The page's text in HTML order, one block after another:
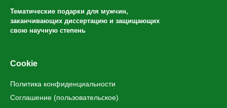
Тематические подарки для мужчин,
заканчивающих диссертацию и защищающих
свою научную степень
Cookie
Политика конфиденциальности
Соглашение (пользовательское)